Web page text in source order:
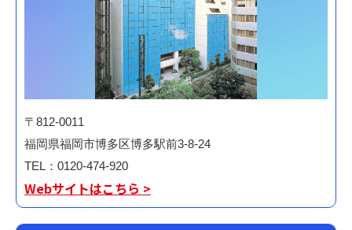
〒812-0011
福岡県福岡市博多区博多駅前3-8-24
TEL：0120-474-920
Webサイトはこちら >